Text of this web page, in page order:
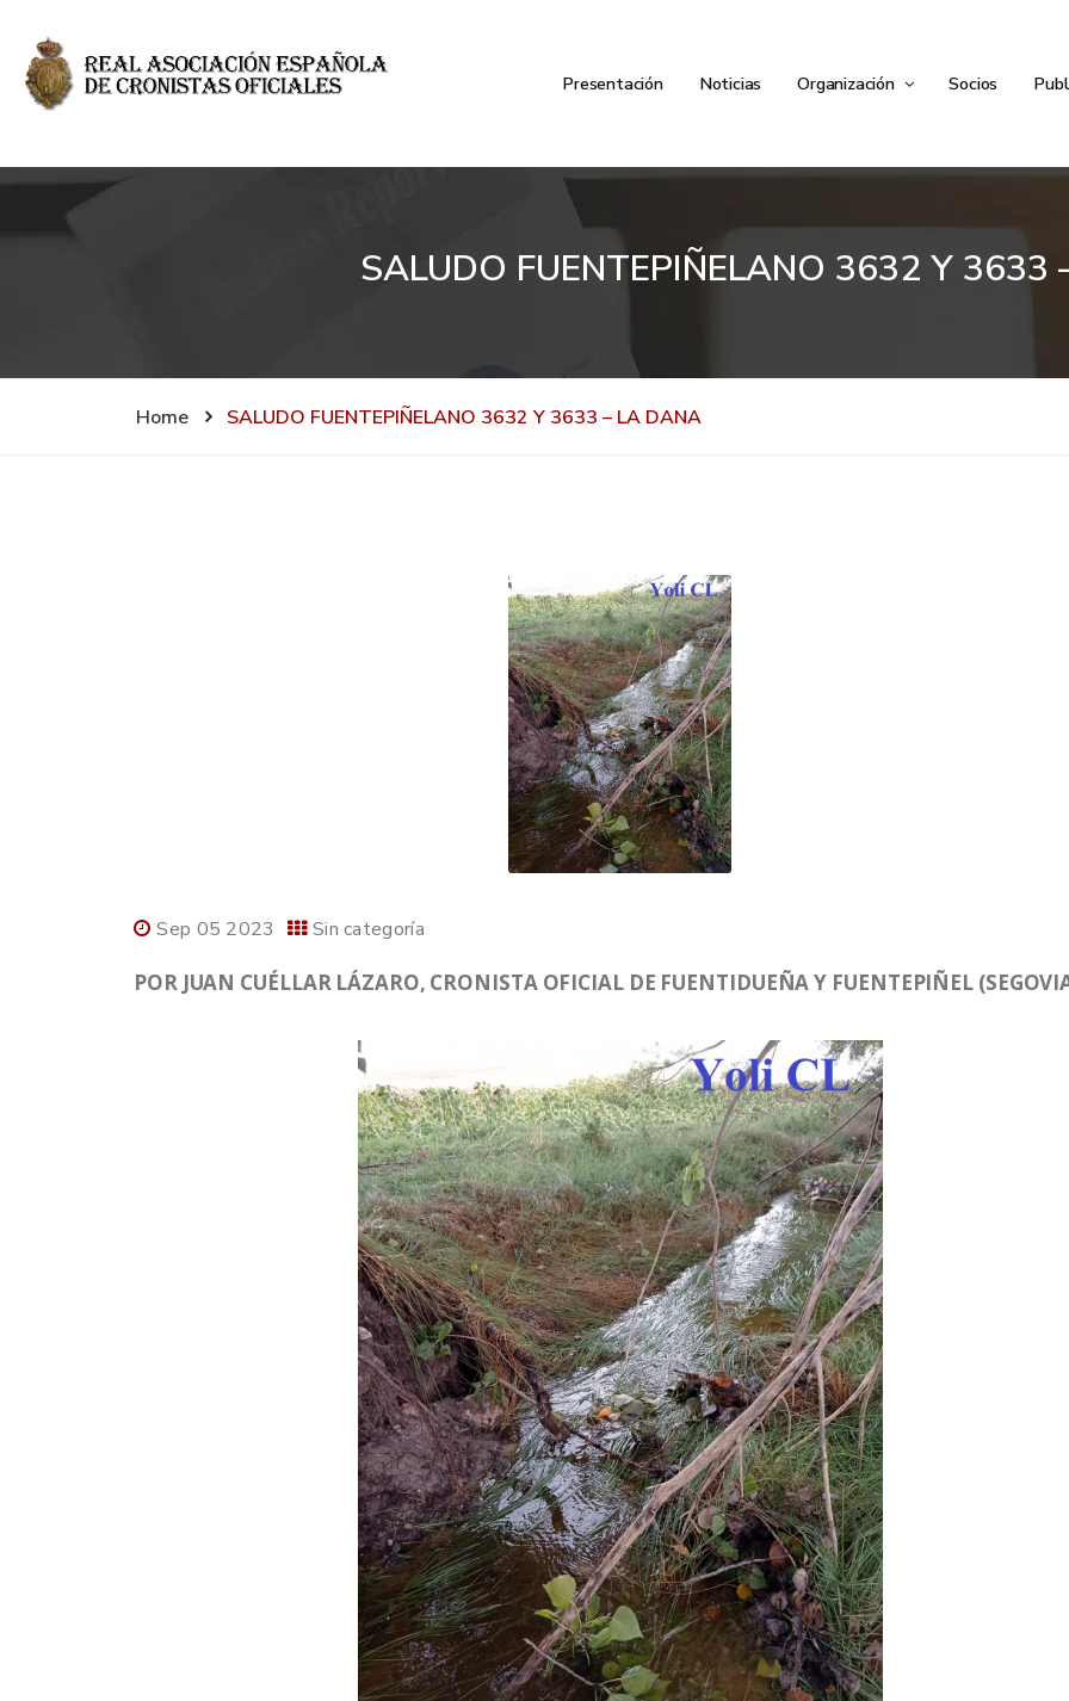
Presentación Noticias Organización Socios
SALUDO FUENTEPIÑELANO 3632 Y 3633
Home SALUDO FUENTEPIÑELANO 3632 Y 3633 – LA DANA
Sep 05 2023 Sin categoría
POR JUAN CUÉLLAR LÁZARO, CRONISTA OFICIAL DE FUENTIDUEÑA Y FUENTEPIÑEL